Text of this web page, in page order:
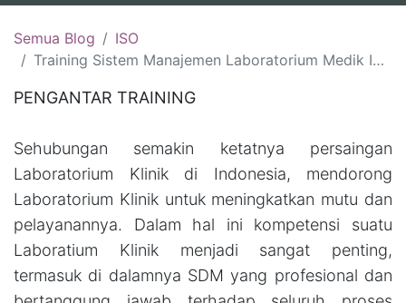
Semua Blog
ISO
Training Sistem Manajemen Laboratorium Medik ISO 15189:2022: (6-7 Agustus 2026, Surabaya )(13-14 Agustus 2026, Bali )(20-21 Agustus 2026, Yogyakarta)( 27-28 Agustus 2026 Bandung)(3-4 September 2026, Lombok)
PENGANTAR TRAINING
Sehubungan semakin ketatnya persaingan
Laboratorium Klinik di Indonesia, mendorong
Laboratorium Klinik untuk meningkatkan mutu dan
pelayanannya. Dalam hal ini kompetensi suatu
Laboratium Klinik menjadi sangat penting,
termasuk di dalamnya SDM yang profesional dan